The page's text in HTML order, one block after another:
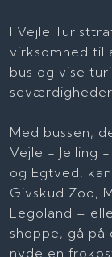
I Vejle
virksomhed til
bus og vise
seværdigheder.
Med bussen,
Vejle - Jelling
og Egtved,
Givskud Zoo,
Legoland –
shoppe, gå på
nyde en